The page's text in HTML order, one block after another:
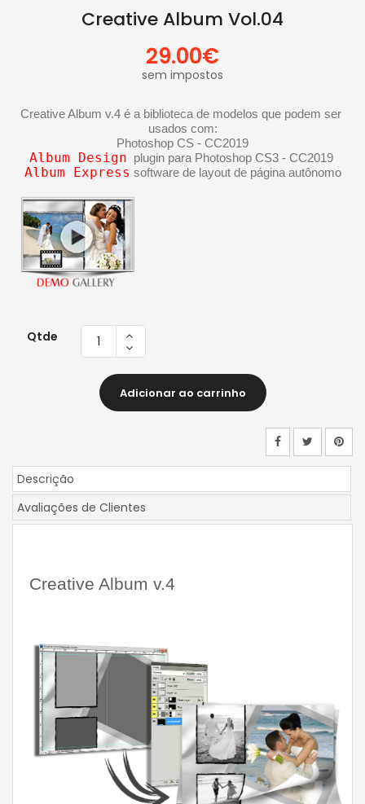
Creative Album Vol.04
29.00€
sem impostos
Creative Album v.4 é a biblioteca de modelos que podem ser
usados com:
Photoshop CS - CC2019
Album Design
  plugin para Photoshop CS3 - CC2019
Album Express software de layout de página autônomo
Qtde
Adicionar ao carrinho
Descrição
Avaliações de Clientes
Creative Album v.4